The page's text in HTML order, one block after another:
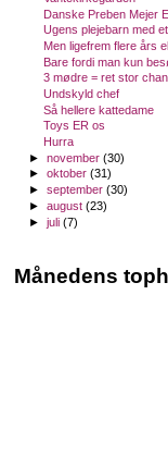
Danske Preben Mejer
Ugens plejebarn med
Men ligefrem flere års
Bare fordi man kun
3 mødre = ret stor
Undskyld chef
Så hellere kattedame
Toys ER os
Hurra
►november(30)
►oktober(31)
►september(30)
►august(23)
►juli(7)
Månedens